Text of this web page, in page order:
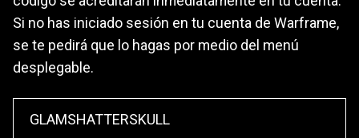
Si no has iniciado sesión en tu cuenta de Warframe,
se te pedirá que lo hagas por medio del menú
desplegable.